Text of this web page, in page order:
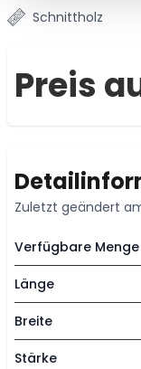
Schnittholz
Preis
Zuletzt geändert
Verfügbare Menge
Länge
Breite
Stärke